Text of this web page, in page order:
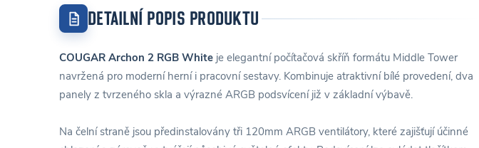
DETAILNÍ POPIS PRODUKTU
COUGAR Archon 2 RGB White je elegantní počítačová skříň formátu Middle Tower
navržená pro moderní herní i pracovní sestavy. Kombinuje atraktivní bílé provedení, dva
panely z tvrzeného skla a výrazné ARGB podsvícení již v základní výbavě.
Na čelní straně jsou předinstalovány tři 120mm ARGB ventilátory, které zajišťují účinné